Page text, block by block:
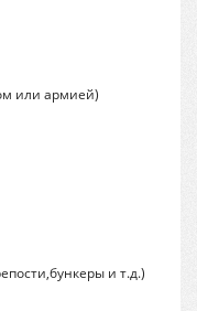
или армией)
и т.д.)